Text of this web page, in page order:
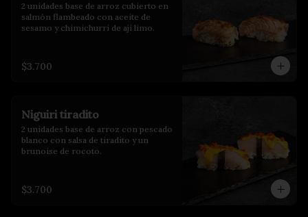
2 unidades base de arroz cubierto en
salmón flambeado con aceite de
sesamo y chimichurri de aji limo.
$3.700
Niguiri tiradito
2 unidades base de arroz con pescado
blanco con salsa de tiradito y un
brunoise de rocoto.
$3.700